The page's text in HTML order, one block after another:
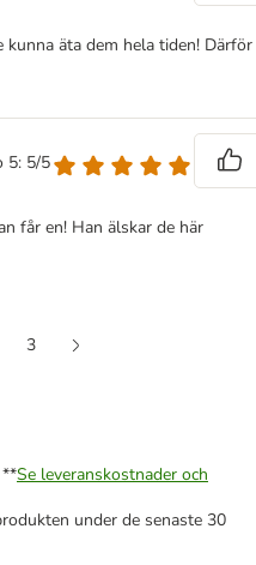
kunna äta dem hela tiden! Därför
5: 5/5
får en! Han älskar de här
3
**Se leveranskostnader och
under de senaste 30